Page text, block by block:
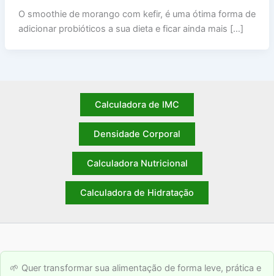
O smoothie de morango com kefir, é uma ótima forma de
adicionar probióticos a sua dieta e ficar ainda mais […]
Calculadora de IMC
Densidade Corporal
Calculadora Nutricional
Calculadora de Hidratação
🌱 Quer transformar sua alimentação de forma leve, prática e